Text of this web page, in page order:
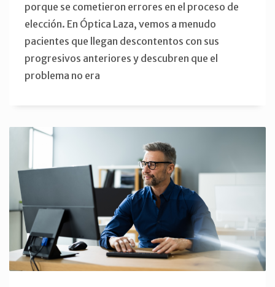
porque se cometieron errores en el proceso de
elección. En Óptica Laza, vemos a menudo
pacientes que llegan descontentos con sus
progresivos anteriores y descubren que el
problema no era